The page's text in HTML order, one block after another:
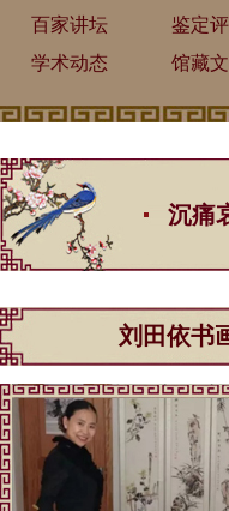
百家讲坛
鉴定
学术动态
馆藏
沉痛
刘田依书